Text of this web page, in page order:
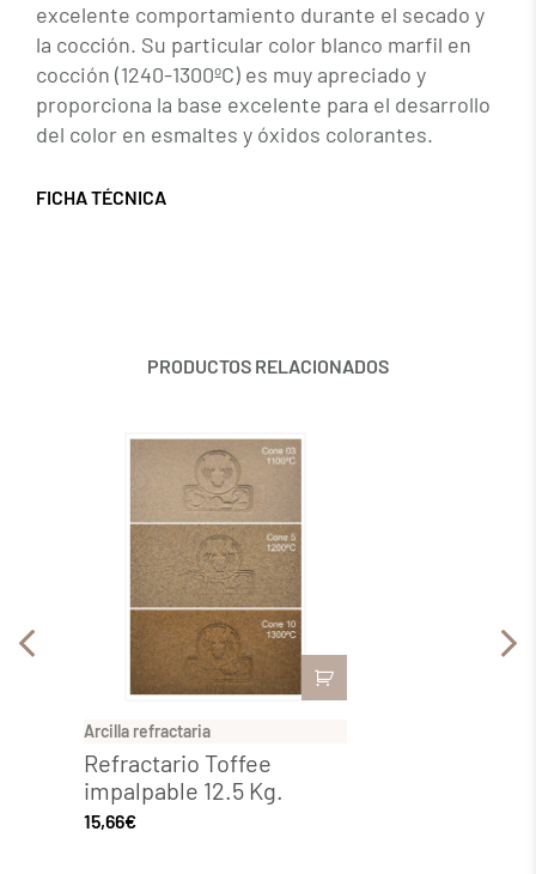
excelente comportamiento durante el secado y
la cocción. Su particular color blanco marfil en
cocción (1240-1300ºC) es muy apreciado y
proporciona la base excelente para el desarrollo
del color en esmaltes y óxidos colorantes.
FICHA TÉCNICA
PRODUCTOS RELACIONADOS
Arcilla refractaria
Refractario Toffee
impalpable 12.5 Kg.
15,66€